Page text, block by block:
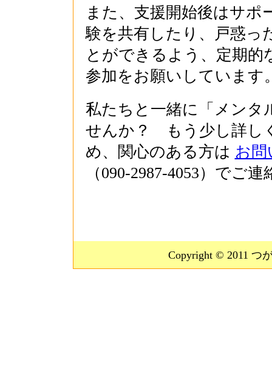
また、支援開始後はサポ
験を共有したり、戸惑っ
とができるよう、定期的
参加をお願いしています
私たちと一緒に「メンタ
せんか？ もう少し詳し
め、関心のある方は お
（090-2987-4053）でご
Copyright © 2011 つ